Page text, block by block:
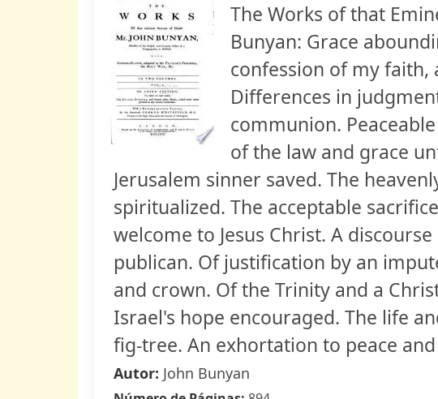
The Works of that
Bunyan: Grace
confession of my faith,
Differences in
communion.
of the law and grace
Jerusalem sinner saved. The
spiritualized. The acceptable
welcome to Jesus Christ. A
publican. Of justification by an
and crown. Of the Trinity and a
Israel's hope encouraged. The life
fig-tree. An exhortation to peace
Autor: John Bunyan